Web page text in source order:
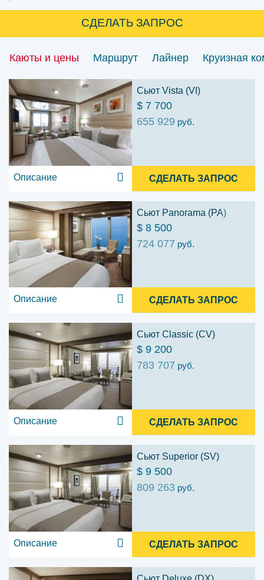
СДЕЛАТЬ ЗАПРОС
Каюты и цены Маршрут Лайнер Круизная
Сьют Vista (VI)
$ 7 700
655 929 руб.
Описание СДЕЛАТЬ ЗАПРОС
Сьют Panorama (PA)
$ 8 500
724 077 руб.
Описание СДЕЛАТЬ ЗАПРОС
Сьют Classic (CV)
$ 9 200
783 707 руб.
Описание СДЕЛАТЬ ЗАПРОС
Сьют Superior (SV)
$ 9 500
809 263 руб.
Описание СДЕЛАТЬ ЗАПРОС